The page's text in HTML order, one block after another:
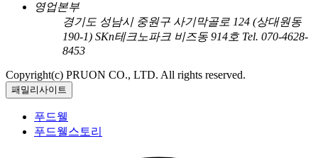
영업본부
경기도 성남시 중원구 사기막골로 124 (상대원동
190-1) SKn테크노파크 비즈동 914호 Tel. 070-4628-
8453
Copyright(c) PRUON CO., LTD. All rights reserved.
패밀리사이트
푸드웰
푸드웰스토리